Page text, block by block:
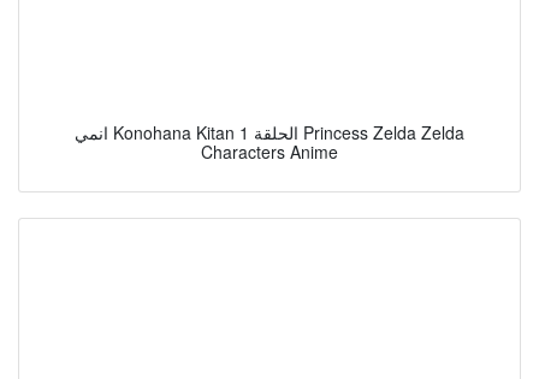
انمي Konohana Kitan الحلقة 1 Princess Zelda Zelda
Characters Anime